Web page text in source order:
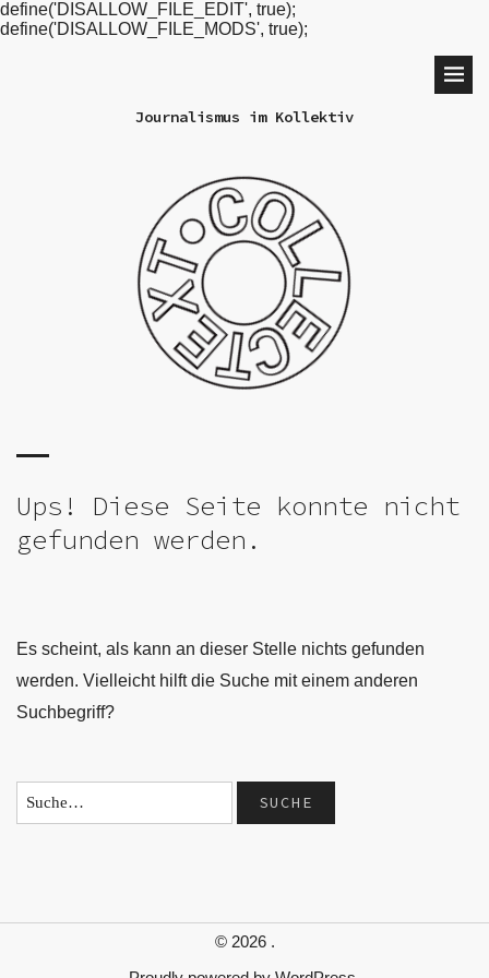
define('DISALLOW_FILE_EDIT', true);
define('DISALLOW_FILE_MODS', true);
Journalismus im Kollektiv
Ups! Diese Seite konnte nicht
gefunden werden.
Es scheint, als kann an dieser Stelle nichts gefunden
werden. Vielleicht hilft die Suche mit einem anderen
Suchbegriff?
© 2026 .